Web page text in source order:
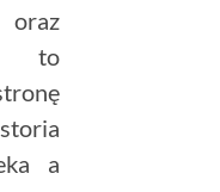
oraz
to
a